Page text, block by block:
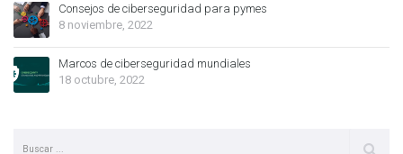
Consejos de ciberseguridad para pymes
8 noviembre, 2022
Marcos de ciberseguridad mundiales
18 octubre, 2022